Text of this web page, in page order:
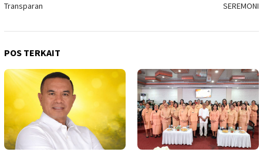
Transparan
SEREMONI
POS TERKAIT